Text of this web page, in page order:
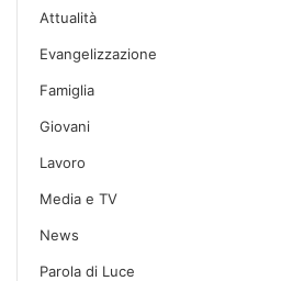
Attualità
Evangelizzazione
Famiglia
Giovani
Lavoro
Media e TV
News
Parola di Luce